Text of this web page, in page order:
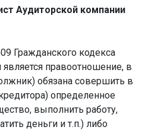
Аудиторской компании
Гражданского кодекса
правоотношение, в
обязана совершить в
определенное
выполнить работу,
деньги и т.п.) либо